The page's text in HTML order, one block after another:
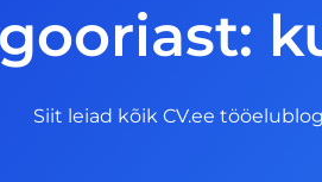
Siit leiad kõik CV.ee